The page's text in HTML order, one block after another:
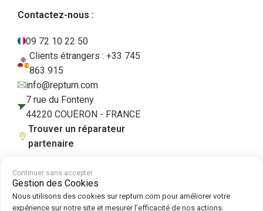
Contactez-nous :
09 72 10 22 50
Clients étrangers : +33 745
863 915
info@repturn.com
7 rue du Fonteny
44220 COUËRON - FRANCE
Trouver un réparateur
partenaire
CGV| Mentions légales Politique de confidentialité |Cookies
de cookies
Continuer sans accepter
Gestion des Cookies
Nous utilisons des cookies sur repturn.com pour améliorer votre
expérience sur notre site et mesurer l’efficacité de nos actions.